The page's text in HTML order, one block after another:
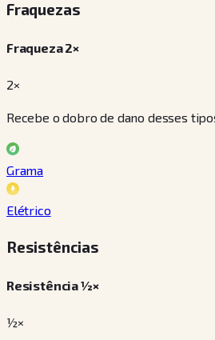
Fraquezas
Fraqueza 2×
2×
Recebe o dobro de dano desses
Grama
Elétrico
Resistências
Resistência ½×
½×